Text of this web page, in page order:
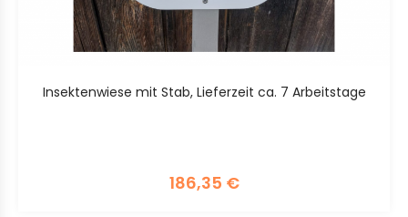
Insektenwiese mit Stab, Lieferzeit ca. 7 Arbeitstage
186,35 €